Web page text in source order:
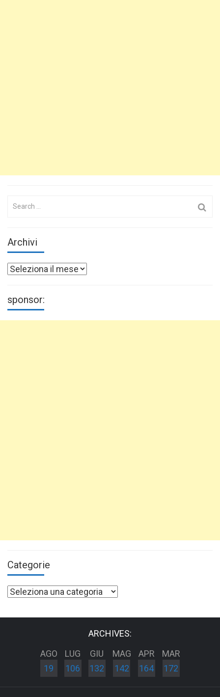
Search
Archivi
Archivi
sponsor:
Categorie
Categorie
ARCHIVES:
AGO
19
LUG
106
GIU
132
MAG
142
APR
164
MAR
172